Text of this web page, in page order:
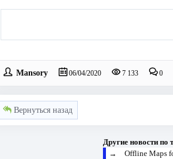
Mansory 06/04/2020 7 133 0
Вернуться назад
Другие новости по
→ Offline Maps